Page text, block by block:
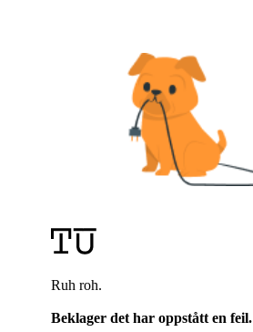
Ruh roh.
Beklager det har oppstått en feil.